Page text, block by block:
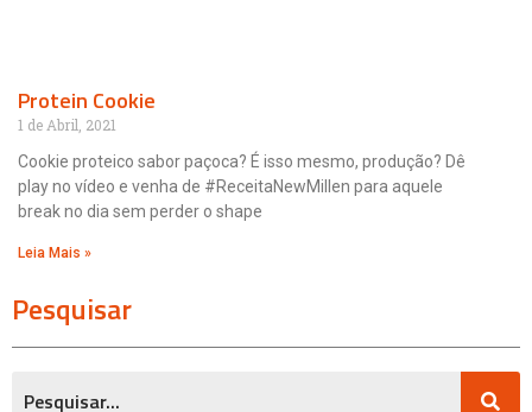
Protein Cookie
1 de Abril, 2021
Cookie proteico sabor paçoca? É isso mesmo, produção? Dê
play no vídeo e venha de #ReceitaNewMillen para aquele
break no dia sem perder o shape
Leia Mais »
Pesquisar